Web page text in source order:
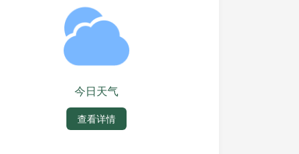
今日天气
查看详情